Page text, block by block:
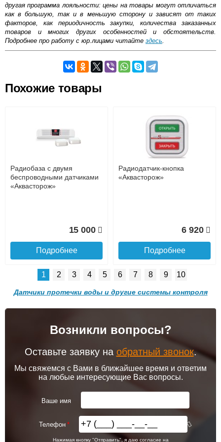
другая программа лояльности: цены на товары могут отличаться
как в большую, так и в меньшую сторону и зависят от таких
факторов, как периодичность закупки, количества заказанных
товаров и многих других особенностей и обстоятельств.
Подробнее про работу с юр.лицами читайте здесь.
Оставьте отзыв
Доставка сантехники по Москве и Московской области
до подъезда
возможность
Доставка в регионы России.
Банковской картой на сайте в режиме реального
времени
Банковской картой при получении товара как при
Интернет-деньгами (Yandex-деньги, Web-money,
Qiwi-кошельки и другие).
Безналичный расчёт (возможно и с НДС)
Похожие товары
Радиобаза с двумя
беспроводными датчиками
«Аквасторож»
15 000
Подробнее
Радиодатчик-кнопка
«Аквасторож»
6 920
Подробнее
Датчик «Аквасторож»
6 920
Панель Аквасторож
АК75
8 070
1 2 3 4 5 6 7 8 9 10
Датчики протечки воды и другие системы контроля
Возникли вопросы?
Оставьте заявку на обратный звонок.
Мы свяжемся с Вами в ближайшее время и ответим
на любые интересующие Вас вопросы.
Ваше имя
Телефон
Нажимая кнопку "Отправить", я даю согласие на